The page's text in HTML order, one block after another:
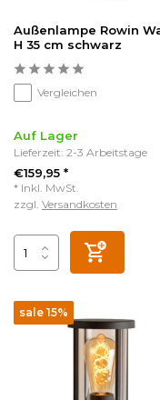
Außenlampe Rowin
H 35 cm schwarz
Vergleichen
Auf Lager
Lieferzeit: 2-3 Arbeitstage
€159,95 *
* Inkl. MwSt.
zzgl. Versandkosten
sale 15%